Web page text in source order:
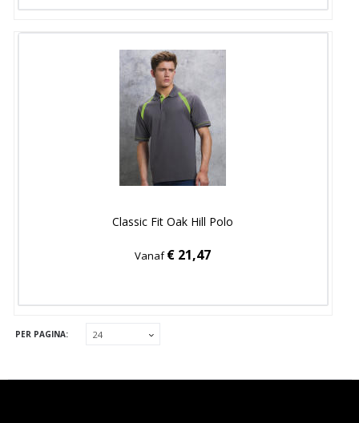
Classic Fit Oak Hill Polo
Vanaf€ 21,47
PER PAGINA: